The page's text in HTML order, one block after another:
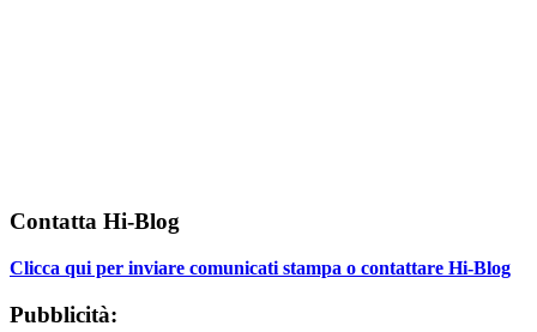
Contatta Hi-Blog
Clicca qui per inviare comunicati stampa o contattare Hi-Blog
Pubblicità: